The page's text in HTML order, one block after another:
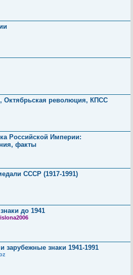
Октябрьская революция, КПСС
Российской Империи:
факты
СССР (1917-1991)
до 1941
зарубежные знаки 1941-1991